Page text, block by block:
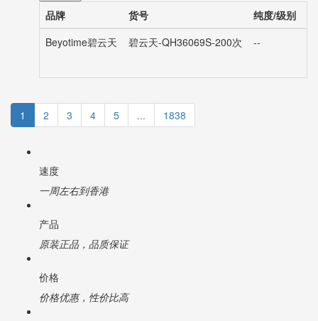
品牌
货号 纯度/级别
Beyotime碧云天
碧云天-QH36069S-200次 --
1 2 3 4 5 ... 1838
速度
一周左右到香港
产品
原装正品，品质保证
价格
价格优惠，性价比高